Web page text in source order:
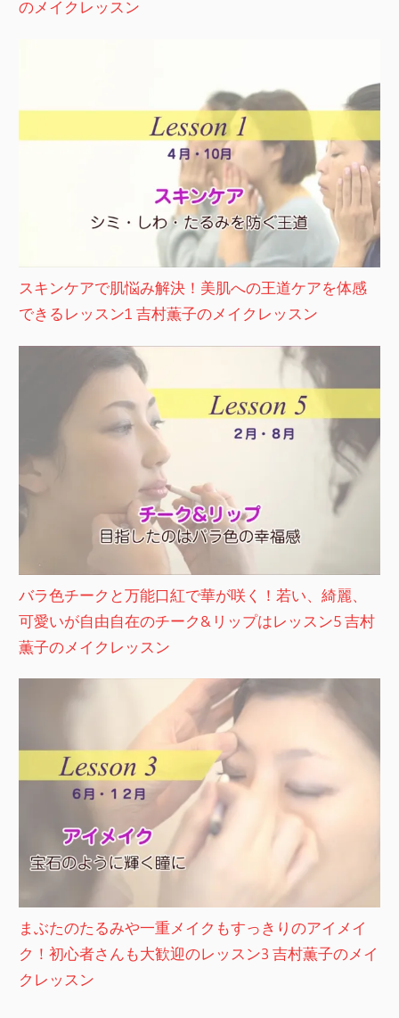
のメイクレッスン
スキンケアで肌悩み解決！美肌への王道ケアを体感
できるレッスン1 吉村薫子のメイクレッスン
バラ色チークと万能口紅で華が咲く！若い、綺麗、
可愛いが自由自在のチーク&リップはレッスン5 吉村
薫子のメイクレッスン
まぶたのたるみや一重メイクもすっきりのアイメイ
ク！初心者さんも大歓迎のレッスン3 吉村薫子のメイ
クレッスン